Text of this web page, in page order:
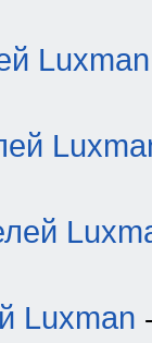
Luxman
Luxman